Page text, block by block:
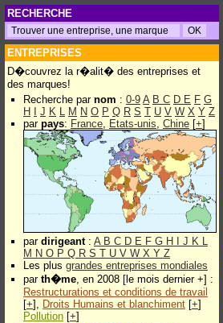
RECHERCHE
ENTREPRISES
D�couvrez la r�alit� des entreprises et
des marques!
Recherche par nom : 0-9 A B C D E F G
H
J K L M N O P Q R S T U V W X Y Z
par pays: France, Etats-unis, Chine [+]
par dirigeant: A B C D E F G H J K L
M N O P Q R S T U V W X Y Z
Les plus grandes entreprises mondiales
par th�me, en 2008 [le mois dernier +] :
Restructurations et conditions de travail
[+], Droits Humains et blanchiment [+]
Pollution [+]